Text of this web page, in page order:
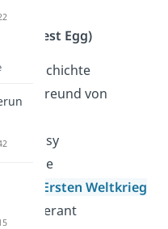
(West Egg)
Geschichte
und Freund von
Daisy
in Yale
im
Ersten Weltkrieg
tolerant